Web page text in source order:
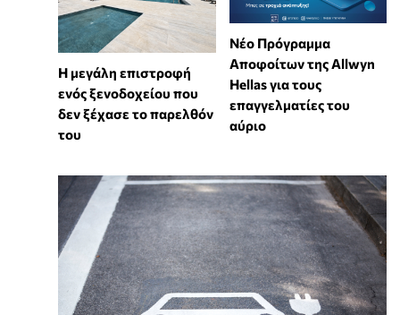
Η μεγάλη επιστροφή
ενός ξενοδοχείου που
δεν ξέχασε το παρελθόν
του
Νέο Πρόγραμμα
Αποφοίτων της Allwyn
Hellas για τους
επαγγελματίες του
αύριο